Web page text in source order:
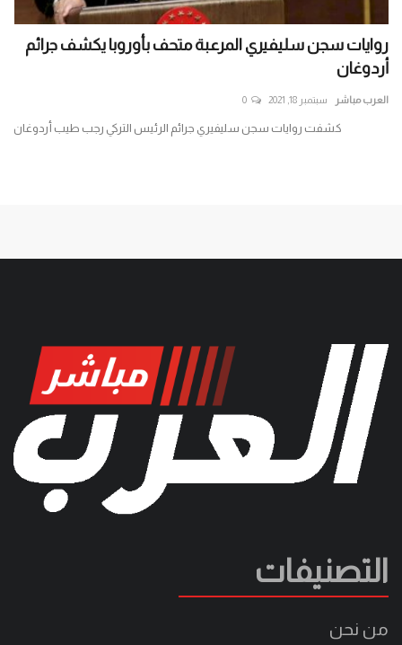
روايات سجن سليفيري المرعبة متحف بأوروبا يكشف جرائم
أردوغان
العرب مباشر سبتمبر 18, 2021 0
كشفت روايات سجن سليفيري جرائم الرئيس التركي رجب طيب أردوغان
التصنيفات
من نحن